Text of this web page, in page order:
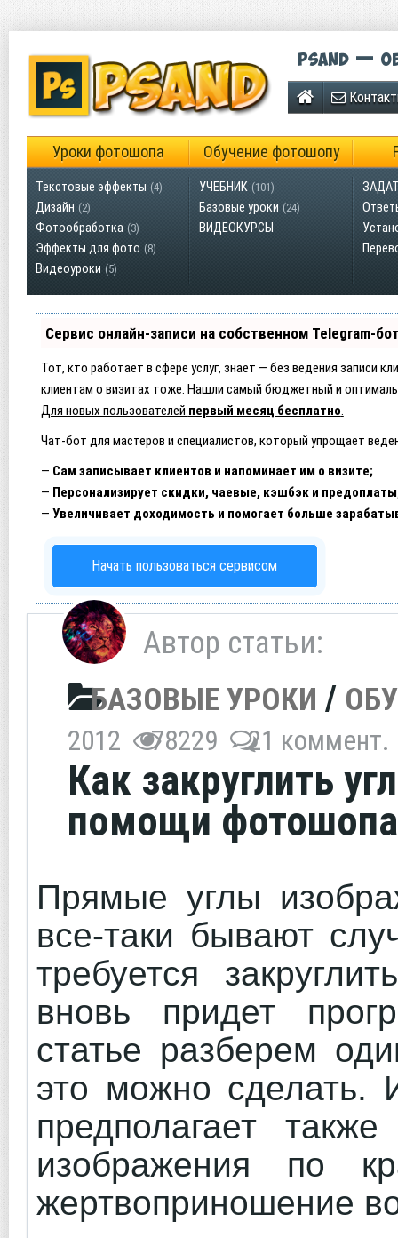
Psand —
Уроки фотошопа Обучение фотошопу
Текстовые эффекты (4)
Дизайн (2)
Фотообработка (3)
Эффекты для фото (8)
Видеоуроки (5)
УЧЕБНИК (101)
Базовые уроки (24)
ВИДЕОКУРСЫ
Сервис онлайн-записи на собственном Telegram-
Тот, кто работает в сфере услуг, знает — без ведения записи
клиентам о визитах тоже. Нашли самый бюджетный и
Для новых пользователей первый месяц бесплатно.
Чат-бот для мастеров и специалистов, который упрощает
— Сам записывает клиентов и напоминает им о визите;
— Персонализирует скидки, чаевые, кэшбэк и
— Увеличивает доходимость и помогает больше
Начать пользоваться сервисом
Автор статьи:
БАЗОВЫЕ УРОКИ /
2012 78229 21 коммент.
Как закруглить
помощи фотошопа
Прямые углы
все-таки бывают
требуется
вновь придет
статье разберем
это можно сделать.
предполагает
изображения по
жертвоприношение